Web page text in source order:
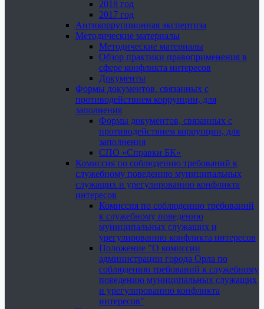
2018 год
2017 год
Антикоррупционная экспертиза
Методические материалы
Методические материалы
Обзор практики правоприменения в
сфере конфликта интересов
Документы
Формы документов, связанных с
противодействием коррупции, для
заполнения
Формы документов, связанных с
противодействием коррупции, для
заполнения
СПО «Справки БК»
Комиссия по соблюдению требований к
служебному поведению муниципальных
служащих и урегулированию конфликта
интересов
Комиссия по соблюдению требований
к служебному поведению
муниципальных служащих и
урегулированию конфликта интересов
Положение "О комиссии
администрации города Орла по
соблюдению требований к служебному
поведению муниципальных служащих
и урегулированию конфликта
интересов"